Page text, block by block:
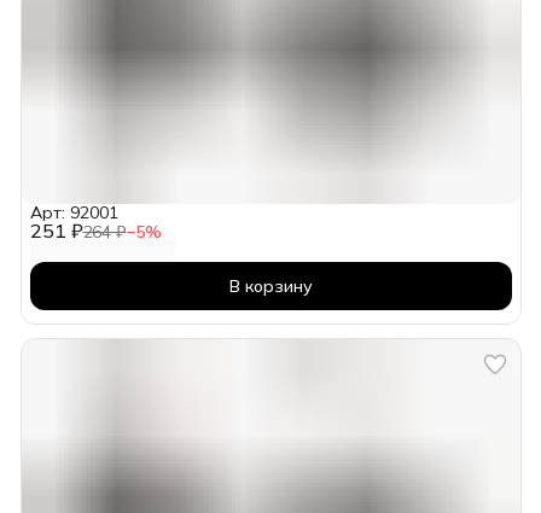
251 ₽264 ₽−5%
Арт: 92001
В корзину